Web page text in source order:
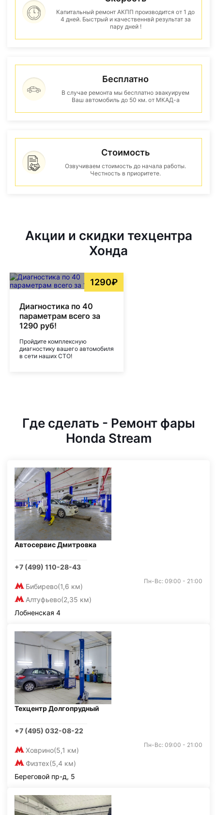
Капитальный ремонт АКПП производится от 1 до
4 дней. Быстрый и качественнвй результат за
пару дней !
Бесплатно
В случае ремонта мы бесплатно эвакуируем
Ваш автомобиль до 50 км. от МКАД-а
Стоимость
Озвучиваем стоимость до начала работы.
Честность в приоритете.
Акции и скидки техцентра
Хонда
1290₽
Диагностика по 40
параметрам всего за
1290 руб!
Пройдите комплексную
диагностику вашего автомобиля
в сети наших СТО!
Где сделать - Ремонт фары
Honda Stream
Автосервис Дмитровка
+7 (499) 110-28-43
Бибирево(1,6 км)
Алтуфьево(2,35 км)
Пн-Вс: 09:00 - 21:00
Лобненская 4
Техцентр Долгопрудный
+7 (495) 032-08-22
Ховрино(5,1 км)
Физтех(5,4 км)
Пн-Вс: 09:00 - 21:00
Береговой пр-д, 5